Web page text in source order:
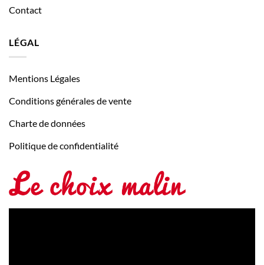
Contact
LÉGAL
Mentions Légales
Conditions générales de vente
Charte de données
Politique de confidentialité